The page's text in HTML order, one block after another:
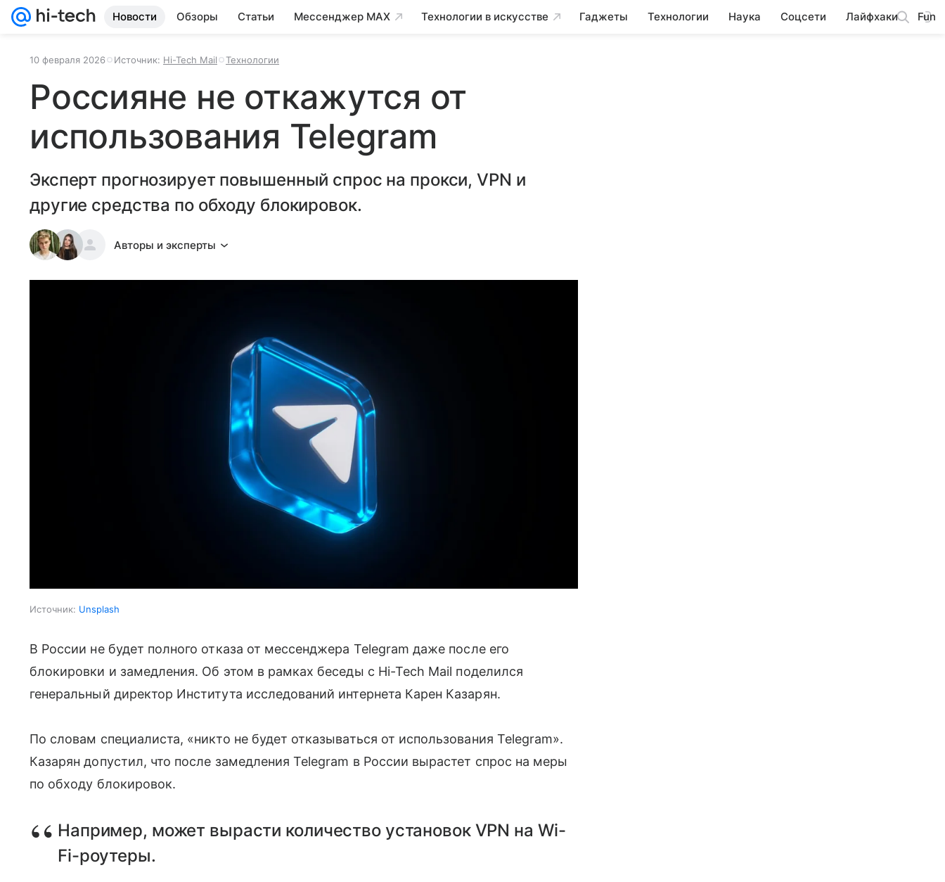
Новости Обзоры Статьи Мессенджер MAX Технологии в искусстве Гаджеты Технологии Наука Соцсети Лайфхаки Fun
10 февраля 2026 Источник: Hi-Tech Mail Технологии
Россияне не откажутся от
использования Telegram
Эксперт прогнозирует повышенный спрос на прокси, VPN и
другие средства по обходу блокировок.
Авторы и эксперты
Источник: Unsplash
В России не будет полного отказа от мессенджера Telegram даже после его
блокировки и замедления. Об этом в рамках беседы с Hi-Tech Mail поделился
генеральный директор Института исследований интернета Карен Казарян.
По словам специалиста, «никто не будет отказываться от использования Telegram».
Казарян допустил, что после замедления Telegram в России вырастет спрос на меры
по обходу блокировок.
Например, может вырасти количество установок VPN на Wi-
Fi-роутеры.